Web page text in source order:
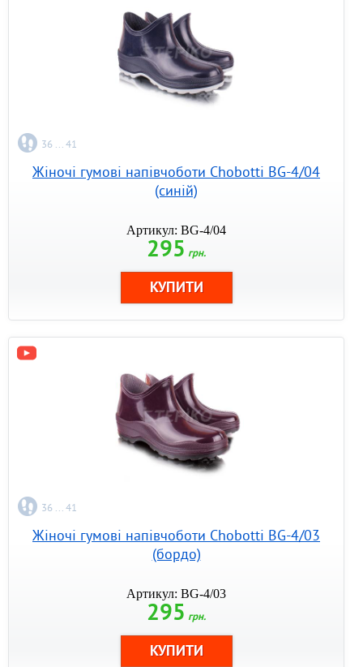
36 ... 41
Жіночі гумові напівчоботи Chobotti BG-4/04
(синій)
Артикул: BG-4/04
295 грн.
36 ... 41
Жіночі гумові напівчоботи Chobotti BG-4/03
(бордо)
Артикул: BG-4/03
295 грн.